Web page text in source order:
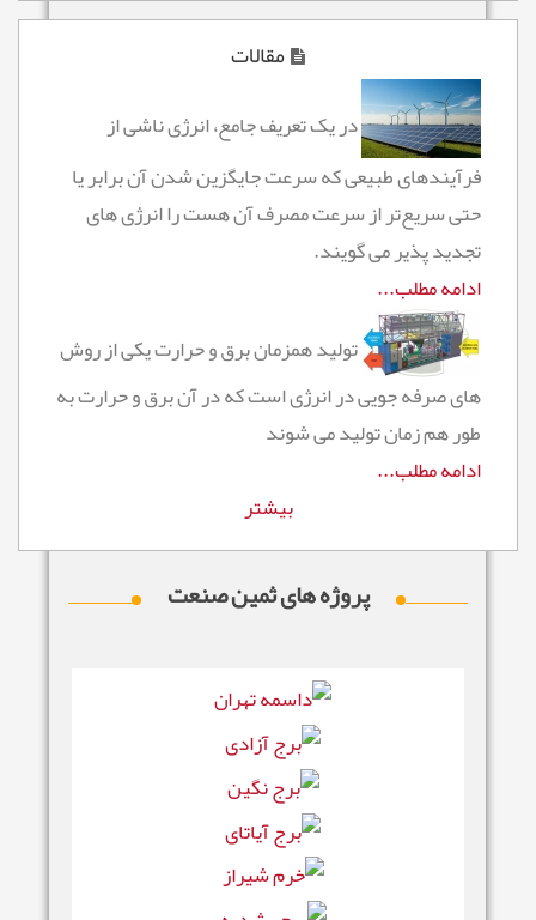
مقالات
در یک تعریف جامع، انرژی ناشی از
فرآیندهای طبیعی که سرعت جایگزین شدن آن برابر یا
حتی سریع‌تر از سرعت مصرف آن هست را انرژی های
تجدید پذیر می گویند.
ادامه مطلب...
تولید همزمان برق و حرارت یکی از روش
های صرفه جویی در انرژی است که در آن برق و حرارت به
طور هم زمان تولید می شوند
ادامه مطلب...
بیشتر
پروژه های ثمین صنعت